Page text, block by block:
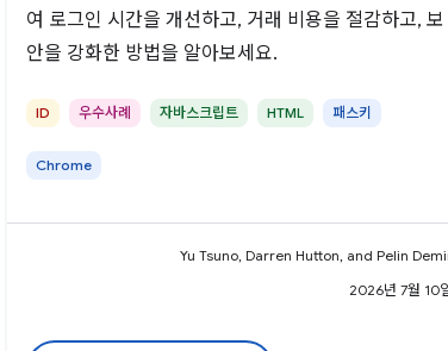
여 로그인 시간을 개선하고, 거래 비용을 절감하고, 보
안을 강화한 방법을 알아보세요.
ID 우수사례 자바스크립트 HTML 패스키
Chrome
Yu Tsuno, Darren Hutton, and Pelin
2026년 7월 10